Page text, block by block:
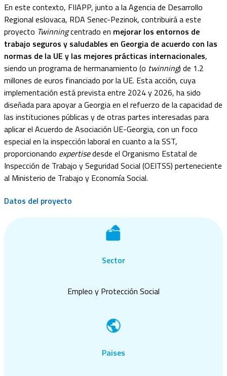
En este contexto, FIIAPP, junto a la Agencia de Desarrollo
Regional eslovaca, RDA Senec-Pezinok, contribuirá a este
proyecto Twinningcentrado en mejorar los entornos de
trabajo seguros y saludables en Georgia de acuerdo con las
normas de la UE y las mejores prácticas internacionales,
siendo un programa de hermanamiento (o twinning) de 1.2
millones de euros financiado por la UE. Esta acción, cuya
implementación está prevista entre 2024 y 2026, ha sido
diseñada para apoyar a Georgia en el refuerzo de la capacidad de
las instituciones públicas y de otras partes interesadas para
aplicar el Acuerdo de Asociación UE-Georgia, con un foco
especial en la inspección laboral en cuanto a la SST,
proporcionando expertisedesde el Organismo Estatal de
Inspección de Trabajo y Seguridad Social (OEITSS) perteneciente
al Ministerio de Trabajo y Economía Social.
Datos del proyecto
Sector
Empleo y Protección Social
Paises